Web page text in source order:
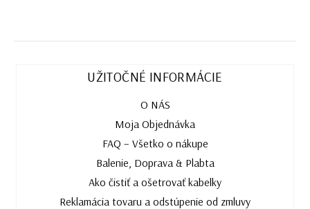
UŽITOČNÉ INFORMÁCIE
O NÁS
Moja Objednávka
FAQ – Všetko o nákupe
Balenie, Doprava & Plabta
Ako čistiť a ošetrovať kabelky
Reklamácia tovaru a odstúpenie od zmluvy